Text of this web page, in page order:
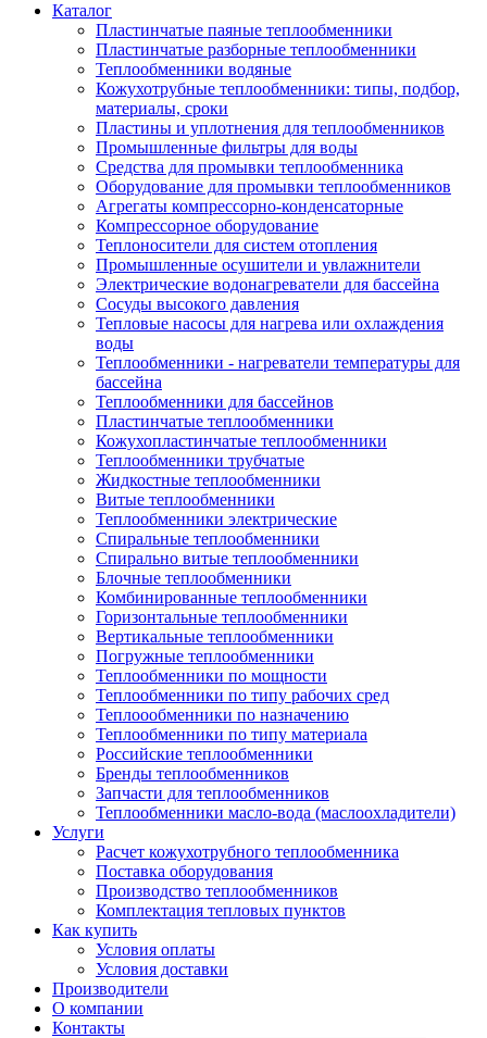
Каталог
Пластинчатые паяные теплообменники
Пластинчатые разборные теплообменники
Теплообменники водяные
Кожухотрубные теплообменники: типы, подбор,
материалы, сроки
Пластины и уплотнения для теплообменников
Промышленные фильтры для воды
Средства для промывки теплообменника
Оборудование для промывки теплообменников
Агрегаты компрессорно-конденсаторные
Компрессорное оборудование
Теплоносители для систем отопления
Промышленные осушители и увлажнители
Электрические водонагреватели для бассейна
Сосуды высокого давления
Тепловые насосы для нагрева или охлаждения
воды
Теплообменники - нагреватели температуры для
бассейна
Теплообменники для бассейнов
Пластинчатые теплообменники
Кожухопластинчатые теплообменники
Теплообменники трубчатые
Жидкостные теплообменники
Витые теплообменники
Теплообменники электрические
Спиральные теплообменники
Спирально витые теплообменники
Блочные теплообменники
Комбинированные теплообменники
Горизонтальные теплообменники
Вертикальные теплообменники
Погружные теплообменники
Теплообменники по мощности
Теплообменники по типу рабочих сред
Теплоообменники по назначению
Теплообменники по типу материала
Российские теплообменники
Бренды теплообменников
Запчасти для теплообменников
Теплообменники масло-вода (маслоохладители)
Услуги
Расчет кожухотрубного теплообменника
Поставка оборудования
Производство теплообменников
Комплектация тепловых пунктов
Как купить
Условия оплаты
Условия доставки
Производители
О компании
Контакты